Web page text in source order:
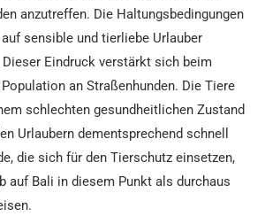
anzutreffen. Die Haltungsbedingungen
sensible und tierliebe Urlauber
Eindruck verstärkt sich beim
an Straßenhunden. Die Tiere
schlechten gesundheitlichen Zustand
Urlaubern dementsprechend schnell
die sich für den Tierschutz einsetzen,
auf Bali in diesem Punkt als durchaus